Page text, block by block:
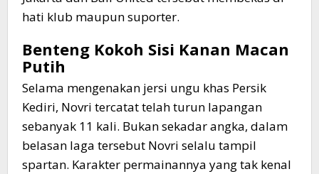
hati klub maupun suporter.
Benteng Kokoh Sisi Kanan Macan
Putih
​Selama mengenakan jersi ungu khas Persik
Kediri, Novri tercatat telah turun lapangan
sebanyak 11 kali. Bukan sekadar angka, dalam
belasan laga tersebut Novri selalu tampil
spartan. Karakter permainannya yang tak kenal